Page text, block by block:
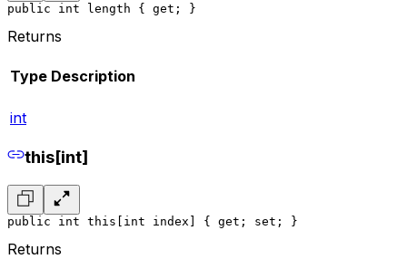
public int length { get; }
Returns
Type Description
int
this[int]
public int this[int index] { get; set; }
Returns